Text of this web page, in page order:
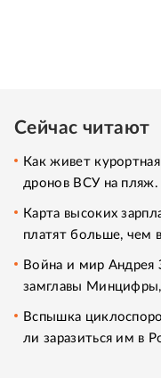
Сейчас читают
Как живет
дронов ВСУ на
Карта высоких
платят больше, чем
Война и мир Андрея
замглавы
Вспышка
ли заразиться им в